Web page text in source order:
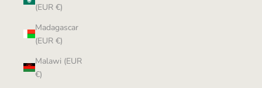
(EUR €)
Madagascar
(EUR €)
Malawi (EUR
€)